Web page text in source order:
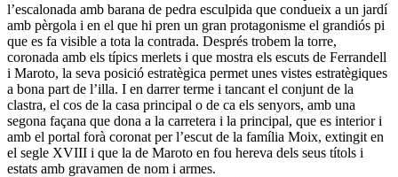
l’escalonada amb barana de pedra esculpida que condueix a un jardí
amb pèrgola i en el que hi pren un gran protagonisme el grandiós pi
que es fa visible a tota la contrada. Després trobem la torre,
coronada amb els típics merlets i que mostra els escuts de Ferrandell
i Maroto, la seva posició estratègica permet unes vistes estratègiques
a bona part de l’illa. I en darrer terme i tancant el conjunt de la
clastra, el cos de la casa principal o de ca els senyors, amb una
segona façana que dona a la carretera i la principal, que es interior i
amb el portal forà coronat per l’escut de la família Moix, extingit en
el segle XVIII i que la de Maroto en fou hereva dels seus títols i
estats amb gravamen de nom i armes.